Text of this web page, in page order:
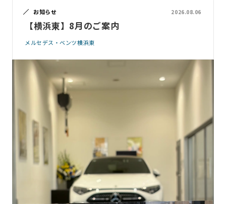
お知らせ 2026.08.06
【横浜東】8月のご案内
メルセデス・ベンツ横浜東